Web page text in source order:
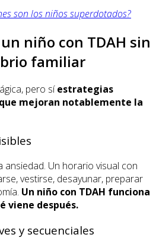
son los niños superdotados?
niño con TDAH sin
familiar
pero síestrategias
mejoran notablemente la
ansiedad. Un horario visual con
vestirse, desayunar, preparar
Un niño con TDAH funciona
viene después.
y secuenciales